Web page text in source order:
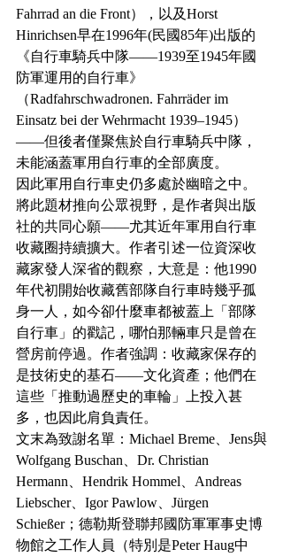
Fahrrad an die Front），以及Horst
Hinrichsen早在1996年(民國85年)出版的
《自行車騎兵中隊——1939至1945年國
防軍運用的自行車》
（Radfahrschwadronen. Fahrräder im
Einsatz bei der Wehrmacht 1939–1945）
——但後者僅聚焦於自行車騎兵中隊，
未能涵蓋軍用自行車的全部廣度。
因此軍用自行車史仍多處於幽暗之中。
將此題材推向公眾視野，是作者與出版
社的共同心願——尤其近年軍用自行車
收藏圈持續擴大。作者引述一位資深收
藏家發人深省的觀察，大意是：他1990
年代初開始收藏舊部隊自行車時幾乎孤
身一人，如今卻什麼車都被蓋上「部隊
自行車」的戳記，哪怕那輛車只是曾在
營房前停過。作者強調：收藏家保存的
是技術史的基石——文化資產；他們在
這些「推動過歷史的車輪」上投入甚
多，也因此肩負責任。
文末為致謝名單：Michael Breme、Jens與
Wolfgang Buschan、Dr. Christian
Hermann、Hendrik Hommel、Andreas
Liebscher、Igor Pawlow、Jürgen
Schießer；德勒斯登聯邦國防軍軍事史博
物館之工作人員（特別是Peter Haug中